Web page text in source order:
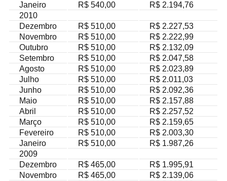
Janeiro
R$ 540,00
R$ 2.194,76
2010
Dezembro
R$ 510,00
R$ 2.227,53
Novembro
R$ 510,00
R$ 2.222,99
Outubro
R$ 510,00
R$ 2.132,09
Setembro
R$ 510,00
R$ 2.047,58
Agosto
R$ 510,00
R$ 2.023,89
Julho
R$ 510,00
R$ 2.011,03
Junho
R$ 510,00
R$ 2.092,36
Maio
R$ 510,00
R$ 2.157,88
Abril
R$ 510,00
R$ 2.257,52
Março
R$ 510,00
R$ 2.159,65
Fevereiro
R$ 510,00
R$ 2.003,30
Janeiro
R$ 510,00
R$ 1.987,26
2009
Dezembro
R$ 465,00
R$ 1.995,91
Novembro
R$ 465,00
R$ 2.139,06